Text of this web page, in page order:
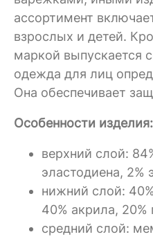
ассортимент
взрослых и детей.
маркой выпускается
одежда для лиц
Она обеспечивает
Особенности изделия:
верхний слой:
эластодиена, 2%
нижний слой:
40% акрила,
средний слой: